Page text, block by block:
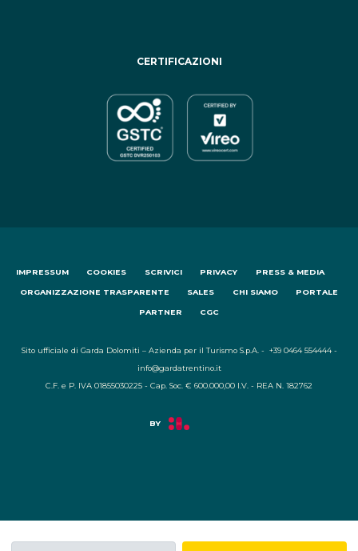
CERTIFICAZIONI
IMPRESSUM COOKIES SCRIVICI PRIVACY PRESS & MEDIA
ORGANIZZAZIONE TRASPARENTE SALES CHI SIAMO PORTALE
PARTNER CGC
Sito ufficiale di Garda Dolomiti – Azienda per il Turismo S.p.A. - +39 0464 554444 -
info@gardatrentino.it
C.F. e P. IVA 01855030225 - Cap. Soc. € 600.000,00 I.V. - REA N. 182762